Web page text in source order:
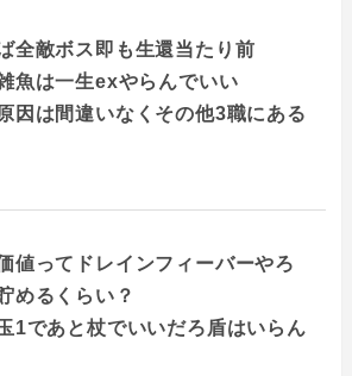
全敵ボス即も生還当たり前
魚は一生exやらんでいい
因は間違いなくその他3職にある
値ってドレインフィーバーやろ
めるくらい？
1であと杖でいいだろ盾はいらん